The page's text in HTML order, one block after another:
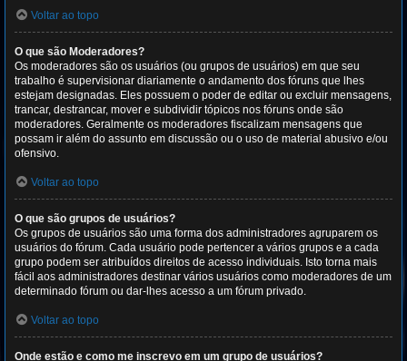
Voltar ao topo
O que são Moderadores?
Os moderadores são os usuários (ou grupos de usuários) em que seu
trabalho é supervisionar diariamente o andamento dos fóruns que lhes
estejam designadas. Eles possuem o poder de editar ou excluir mensagens,
trancar, destrancar, mover e subdividir tópicos nos fóruns onde são
moderadores. Geralmente os moderadores fiscalizam mensagens que
possam ir além do assunto em discussão ou o uso de material abusivo e/ou
ofensivo.
Voltar ao topo
O que são grupos de usuários?
Os grupos de usuários são uma forma dos administradores agruparem os
usuários do fórum. Cada usuário pode pertencer a vários grupos e a cada
grupo podem ser atribuídos direitos de acesso individuais. Isto torna mais
fácil aos administradores destinar vários usuários como moderadores de um
determinado fórum ou dar-lhes acesso a um fórum privado.
Voltar ao topo
Onde estão e como me inscrevo em um grupo de usuários?